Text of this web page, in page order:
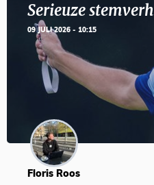
Serieuze
09 JULI 2026 - 10:15
Floris Roos